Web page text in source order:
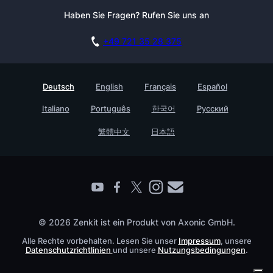
Live Demo buchen
Testimonials
Für Unternehmen
Wissensdatenbank
Prozessmanagement Glossar
Haben Sie Fragen? Rufen Sie uns an
+49 721 35 28 375
Deutsch English Français Español
Italiano Português 한국어 Русский
繁體中文 日本語
© 2026 Zenkit ist ein Produkt von Axonic GmbH.
Alle Rechte vorbehalten. Lesen Sie unser Impressum, unsere
Datenschutzrichtlinien und unsere Nutzungsbedingungen.